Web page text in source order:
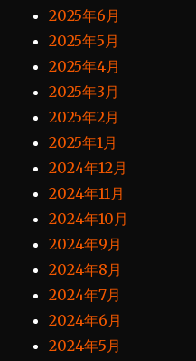
2025年6月
2025年5月
2025年4月
2025年3月
2025年2月
2025年1月
2024年12月
2024年11月
2024年10月
2024年9月
2024年8月
2024年7月
2024年6月
2024年5月